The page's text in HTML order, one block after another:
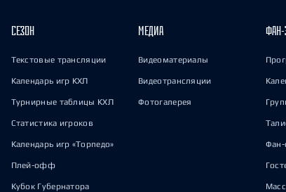
СЕЗОН
Текстовые трансляции
Календарь игр КХЛ
Турнирные таблицы КХЛ
Статистика игроков
Календарь игр «Торпедо»
Плей-офф
Кубок Губернатора
МЕДИА
Видеоматериалы
Видеотрансляции
Фотогалерея
ФАН-
Фан-